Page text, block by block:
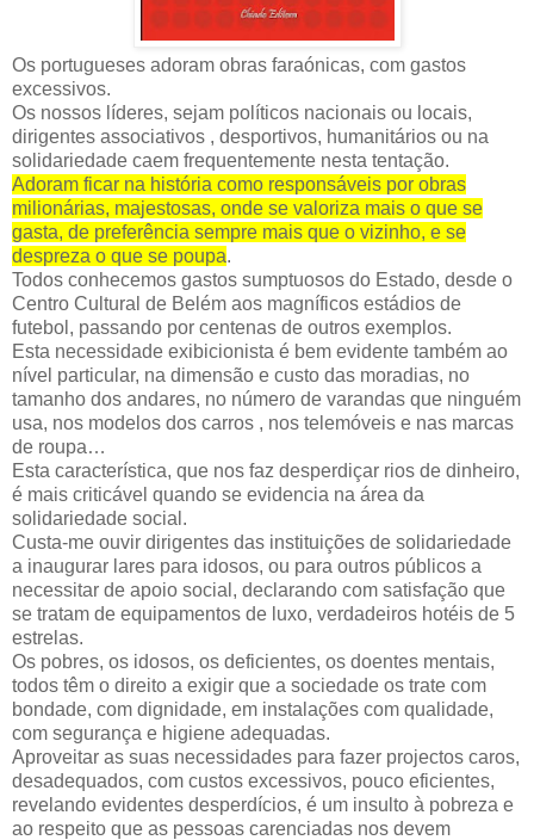
Os portugueses adoram obras faraónicas, com gastos
excessivos.
Os nossos líderes, sejam políticos nacionais ou locais,
dirigentes associativos , desportivos, humanitários ou na
solidariedade caem frequentemente nesta tentação.
Adoram ficar na história como responsáveis por obras
milionárias, majestosas, onde se valoriza mais o que se
gasta, de preferência sempre mais que o vizinho, e se
despreza o que se poupa.
Todos conhecemos gastos sumptuosos do Estado, desde o
Centro Cultural de Belém aos magníficos estádios de
futebol, passando por centenas de outros exemplos.
Esta necessidade exibicionista é bem evidente também ao
nível particular, na dimensão e custo das moradias, no
tamanho dos andares, no número de varandas que ninguém
usa, nos modelos dos carros , nos telemóveis e nas marcas
de roupa…
Esta característica, que nos faz desperdiçar rios de dinheiro,
é mais criticável quando se evidencia na área da
solidariedade social.
Custa-me ouvir dirigentes das instituições de solidariedade
a inaugurar lares para idosos, ou para outros públicos a
necessitar de apoio social, declarando com satisfação que
se tratam de equipamentos de luxo, verdadeiros hotéis de 5
estrelas.
Os pobres, os idosos, os deficientes, os doentes mentais,
todos têm o direito a exigir que a sociedade os trate com
bondade, com dignidade, em instalações com qualidade,
com segurança e higiene adequadas.
Aproveitar as suas necessidades para fazer projectos caros,
desadequados, com custos excessivos, pouco eficientes,
revelando evidentes desperdícios, é um insulto à pobreza e
ao respeito que as pessoas carenciadas nos devem